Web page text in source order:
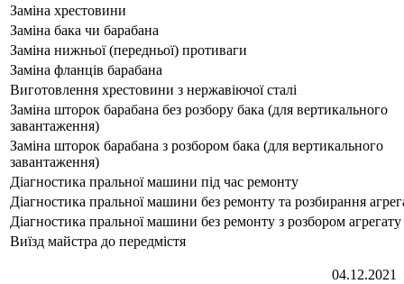
Заміна хрестовини
Заміна бака чи барабана
Заміна нижньої (передньої) противаги
Заміна фланців барабана
Виготовлення хрестовини з нержавіючої сталі
Заміна шторок барабана без розбору бака (для вертикального
завантаження)
Заміна шторок барабана з розбором бака (для вертикального
завантаження)
Діагностика пральної машини під час ремонту
Діагностика пральної машини без ремонту та розбирання
Діагностика пральної машини без ремонту з розбором агрегату
Виїзд майстра до передмістя
04.12.2021